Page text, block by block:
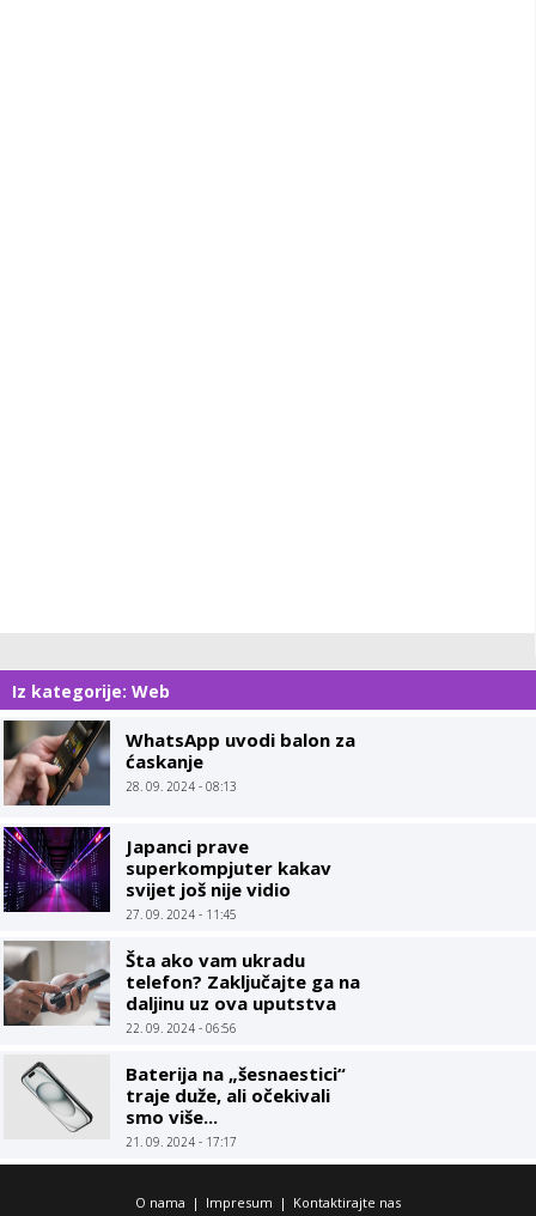
Iz kategorije: Web
WhatsApp uvodi balon za
ćaskanje
28. 09. 2024 - 08:13
Japanci prave
superkompjuter kakav
svijet još nije vidio
27. 09. 2024 - 11:45
Šta ako vam ukradu
telefon? Zaključajte ga na
daljinu uz ova uputstva
22. 09. 2024 - 06:56
Baterija na „šesnaestici“
traje duže, ali očekivali
smo više...
21. 09. 2024 - 17:17
O nama | Impresum | Kontaktirajte nas